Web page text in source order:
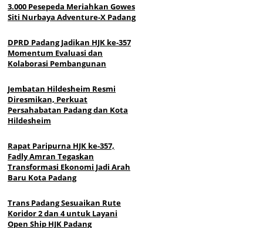
3.000 Pesepeda Meriahkan Gowes
Siti Nurbaya Adventure-X Padang
DPRD Padang Jadikan HJK ke-357
Momentum Evaluasi dan
Kolaborasi Pembangunan
Jembatan Hildesheim Resmi
Diresmikan, Perkuat
Persahabatan Padang dan Kota
Hildesheim
Rapat Paripurna HJK ke-357,
Fadly Amran Tegaskan
Transformasi Ekonomi Jadi Arah
Baru Kota Padang
Trans Padang Sesuaikan Rute
Koridor 2 dan 4 untuk Layani
Open Ship HJK Padang